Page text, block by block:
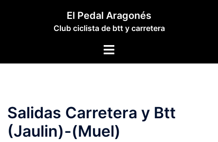
El Pedal Aragonés
Club ciclista de btt y carretera
Alternar
Salidas Carretera y Btt
(Jaulin)-(Muel)